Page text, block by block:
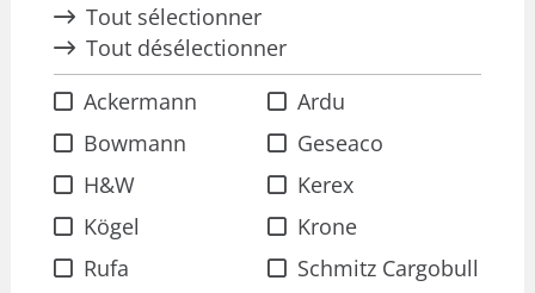
Tout sélectionner
Tout désélectionner
Ackermann
Ardu
Bowmann
Geseaco
H&W
Kerex
Kögel
Krone
Rufa
Schmitz Cargobull